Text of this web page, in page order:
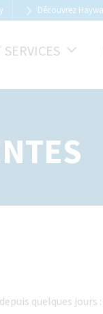
Découvrez
quelques jours